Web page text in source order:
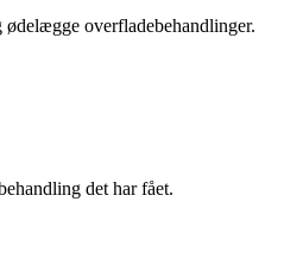
overfladebehandlinger.
det har fået.